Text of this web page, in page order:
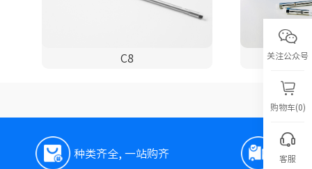
C8
种类齐全, 一站购齐 极速
关注公众号
购物车(0)
客服